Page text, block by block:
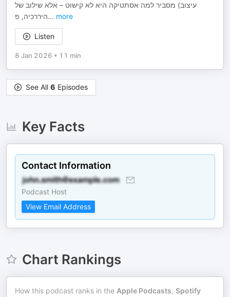
עיצוב) מסביר למה אסתטיקה היא לא קישוט – אלא שילוב של
היררכיה, פ... more
Listen
8 Jan 2026 • 11 min
See All 6 Episodes
Key Facts
Contact Information
Podcast Host
View Email Address
Chart Rankings
How this podcast ranks in the Apple Podcasts, Spotify